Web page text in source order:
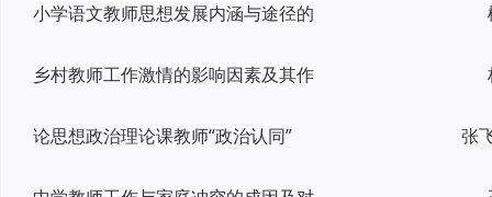
小学语文教师思想发展内涵与途径的
乡村教师工作激情的影响因素及其作
论思想政治理论课教师“政治认同” 张